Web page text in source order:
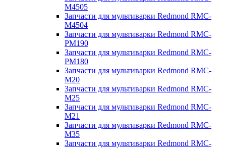
M4505
Запчасти для мультиварки Redmond RMC-
M4504
Запчасти для мультиварки Redmond RMC-
PM190
Запчасти для мультиварки Redmond RMC-
PM180
Запчасти для мультиварки Redmond RMC-
M20
Запчасти для мультиварки Redmond RMC-
M25
Запчасти для мультиварки Redmond RMC-
M21
Запчасти для мультиварки Redmond RMC-
M35
Запчасти для мультиварки Redmond RMC-